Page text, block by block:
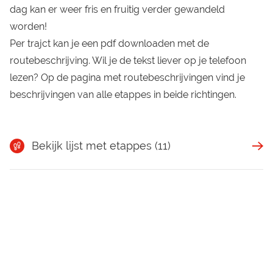
dag kan er weer fris en fruitig verder gewandeld
worden!
Per trajct kan je een pdf downloaden met de
routebeschrijving. Wil je de tekst liever op je telefoon
lezen? Op de pagina met routebeschrijvingen vind je
beschrijvingen van alle etappes in beide richtingen.
Bekijk lijst met etappes (11)